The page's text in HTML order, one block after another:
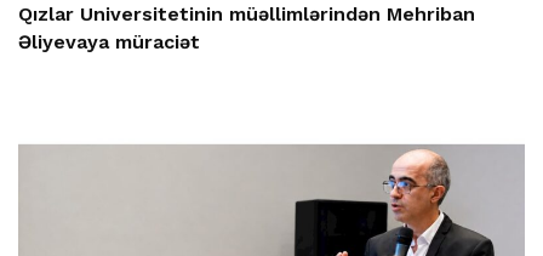
Qızlar Universitetinin müəllimlərindən Mehriban
Əliyevaya müraciət